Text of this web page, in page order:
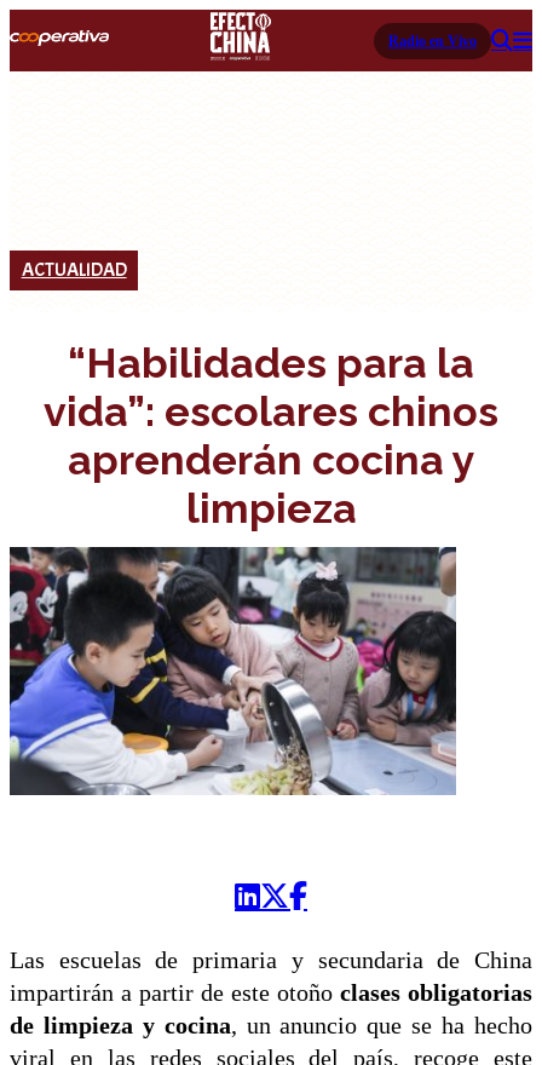
Radio en Vivo
ACTUALIDAD
“Habilidades para la
vida”: escolares chinos
aprenderán cocina y
limpieza
Las escuelas de primaria y secundaria de China
impartirán a partir de este otoño clases obligatorias
de limpieza y cocina, un anuncio que se ha hecho
viral en las redes sociales del país, recoge este